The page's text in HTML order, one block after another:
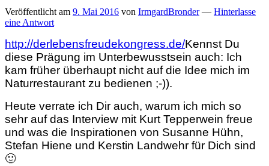
Veröffentlicht am 9. Mai 2016 von IrmgardBronder — Hinterlasse
eine Antwort
http://derlebensfreudekongress.de/Kennst Du
diese Prägung im Unterbewusstsein auch: Ich
kam früher überhaupt nicht auf die Idee mich im
Naturrestaurant zu bedienen ;-)).
Heute verrate ich Dir auch, warum ich mich so
sehr auf das Interview mit Kurt Tepperwein freue
und was die Inspirationen von Susanne Hühn,
Stefan Hiene und Kerstin Landwehr für Dich sind
🙂